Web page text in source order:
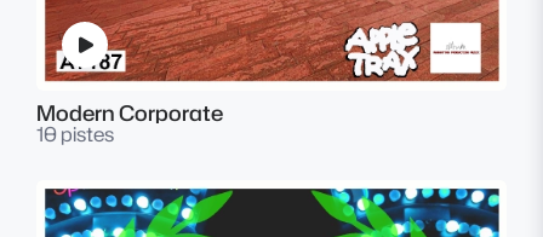
Modern Corporate
10 pistes